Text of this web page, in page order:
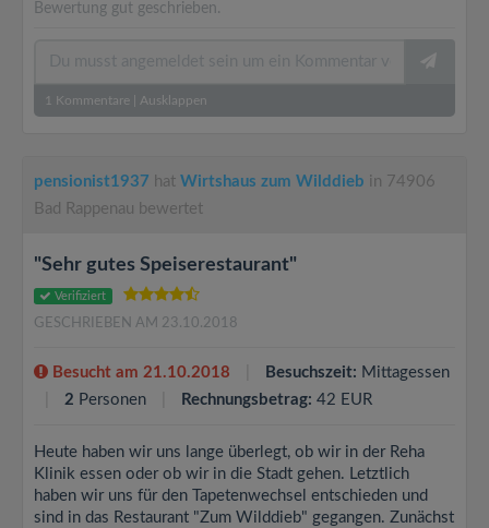
Bewertung gut geschrieben.
1 Kommentare Ausklappen
pensionist1937 hat Wirtshaus zum Wilddieb in 74906
Bad Rappenau bewertet
"Sehr gutes Speiserestaurant"
Verifiziert
GESCHRIEBEN AM 23.10.2018
Besucht am 21.10.2018 Besuchszeit: Mittagessen
2 Personen Rechnungsbetrag: 42 EUR
Heute haben wir uns lange überlegt, ob wir in der Reha
Klinik essen oder ob wir in die Stadt gehen. Letztlich
haben wir uns für den Tapetenwechsel entschieden und
sind in das Restaurant "Zum Wilddieb" gegangen. Zunächst